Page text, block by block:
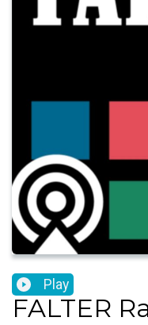
Play
FALTER